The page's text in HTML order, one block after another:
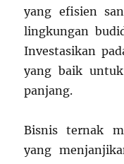
yang efisien
lingkungan
Investasikan
yang baik
panjang.
Bisnis ternak
yang